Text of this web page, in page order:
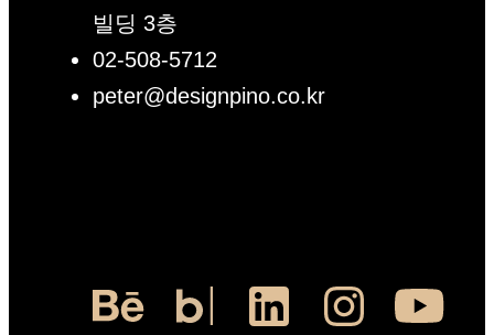
빌딩 3층
02-508-5712
peter@designpino.co.kr